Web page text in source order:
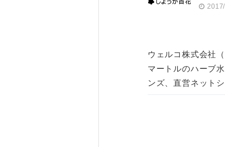
ウェルコ株式会社
マートルのハーブ
ンズ、直営ネット